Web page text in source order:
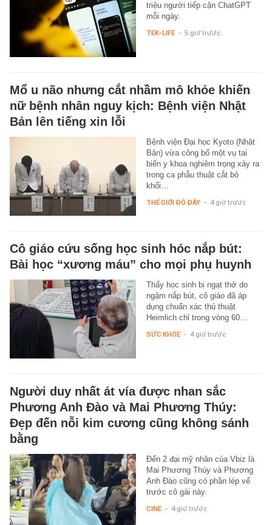
triệu người tiếp cận ChatGPT
mỗi ngày.
TEK-LIFE - 5 giờ trước
Mổ u não nhưng cắt nhầm mô khỏe khiến
nữ bệnh nhân nguy kịch: Bệnh viện Nhật
Bản lên tiếng xin lỗi
Bệnh viện Đại học Kyoto (Nhật
Bản) vừa công bố một vụ tai
biến y khoa nghiêm trọng xảy ra
trong ca phẫu thuật cắt bỏ
khối…
THẾ GIỚI ĐÓ ĐÂY - 4 giờ trước
Cô giáo cứu sống học sinh hóc nắp bút:
Bài học “xương máu” cho mọi phụ huynh
Thấy học sinh bị ngạt thở do
ngậm nắp bút, cô giáo đã áp
dụng chuẩn xác thủ thuật
Heimlich chỉ trong vòng 60…
SỨC KHỎE - 4 giờ trước
Người duy nhất át vía được nhan sắc
Phương Anh Đào và Mai Phương Thúy:
Đẹp đến nỗi kim cương cũng không sánh
bằng
Đến 2 đại mỹ nhân của Vbiz là
Mai Phương Thúy và Phương
Anh Đào cũng có phần lép vế
trước cô gái này.
CINE - 4 giờ trước